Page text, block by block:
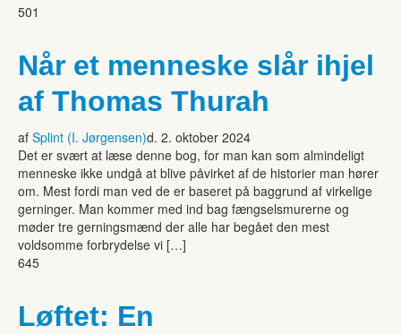
501
Når et menneske slår ihjel
af Thomas Thurah
af Splint (I. Jørgensen)d. 2. oktober 2024
Det er svært at læse denne bog, for man kan som almindeligt
menneske ikke undgå at blive påvirket af de historier man hører
om. Mest fordi man ved de er baseret på baggrund af virkelige
gerninger. Man kommer med ind bag fængselsmurerne og
møder tre gerningsmænd der alle har begået den mest
voldsomme forbrydelse vi […]
645
Løftet: En